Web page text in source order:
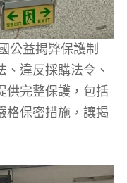
公益揭弊保護制
違反採購法令、
供完整保護，包括
格保密措施，讓揭